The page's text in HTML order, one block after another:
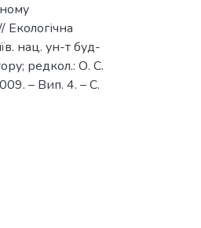
Екологічна
нац. ун-т буд-
редкол.: О. С.
– Вип. 4. – С.